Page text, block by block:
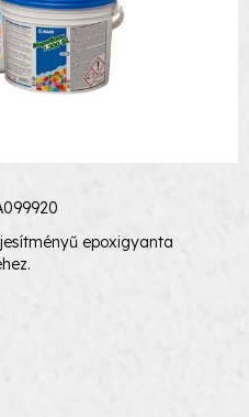
epoxigyanta